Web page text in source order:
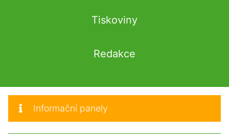
Tiskoviny
Redakce
Informační panely